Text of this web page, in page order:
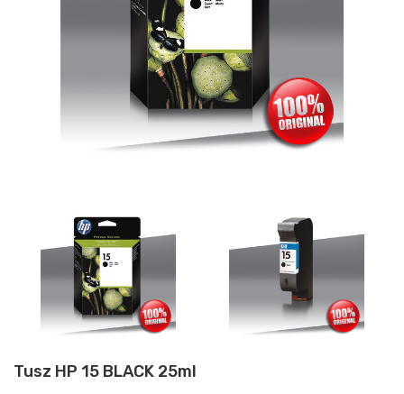
Tusz HP 15 BLACK 25ml